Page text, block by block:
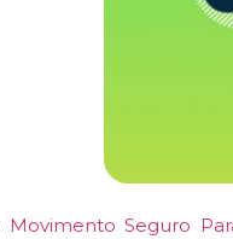
Movimento Seguro